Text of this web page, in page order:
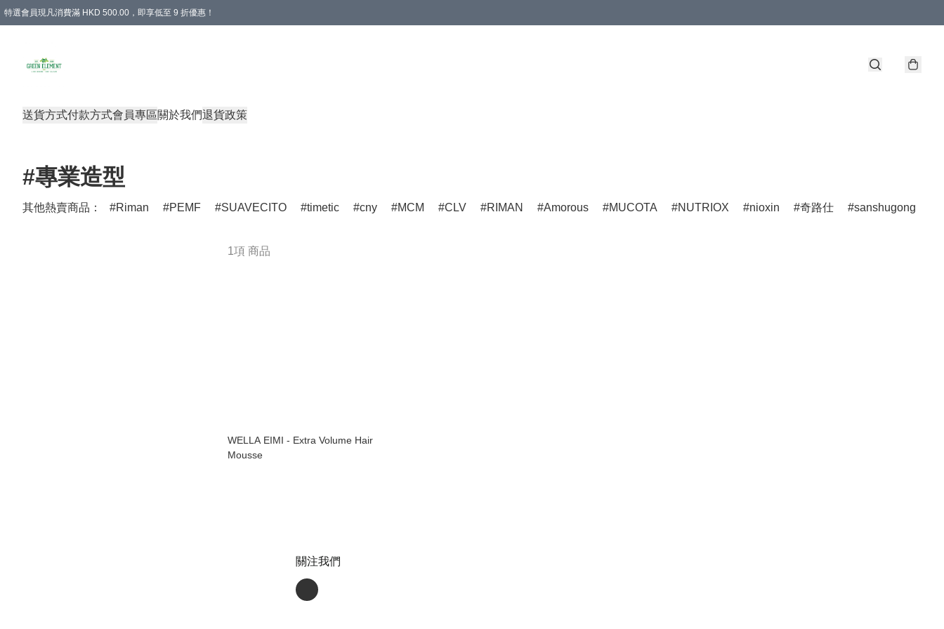
特選會員現凡消費滿 HKD 500.00，即享低至 9 折優惠！
送貨方式付款方式會員專區關於我們退貨政策
#專業造型
其他熱賣商品： Riman PEMF SUAVECITO timetic cny MCM CLV RIMAN Amorous MUCOTA NUTRIOX nioxin 奇路仕 sanshugong
1項 商品
WELLA EIMI - Extra Volume Hair
Mousse
關注我們